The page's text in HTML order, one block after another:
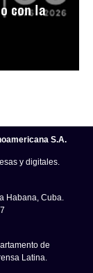
con la
S.A.
y digitales.
Habana, Cuba.
de
Latina.